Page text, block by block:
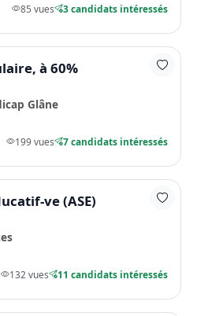
85 vues 3 candidats intéressés
à 60%
Glâne
199 vues 7 candidats intéressés
ve (ASE)
132 vues 11 candidats intéressés